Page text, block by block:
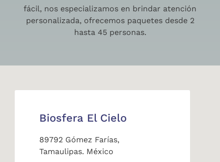
fácil, nos especializamos en brindar atención
personalizada, ofrecemos paquetes desde 2
hasta 45 personas.
Biosfera El Cielo
89792 Gómez Farías,
Tamaulipas. México